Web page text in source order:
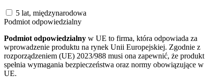
5 lat, międzynarodowa
Podmiot odpowiedzialny
Podmiot odpowiedzialny w UE to firma, która odpowiada za
wprowadzenie produktu na rynek Unii Europejskiej. Zgodnie z
rozporządzeniem (UE) 2023/988 musi ona zapewnić, że produkt
spełnia wymagania bezpieczeństwa oraz normy obowiązujące w
UE.